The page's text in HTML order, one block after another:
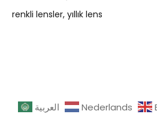
renkli lensler yıllık lens
العربية Nederlands